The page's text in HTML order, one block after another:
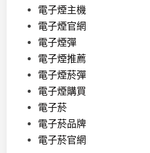
電子煙主機
電子煙官網
電子煙彈
電子煙推薦
電子煙菸彈
電子煙購買
電子菸
電子菸品牌
電子菸官網